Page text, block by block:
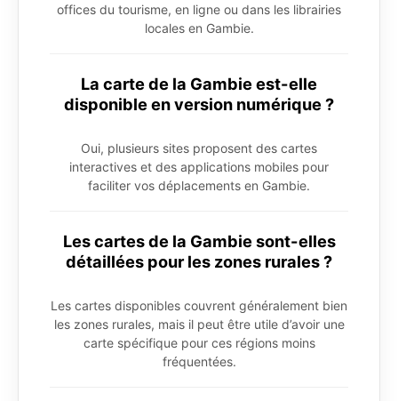
offices du tourisme, en ligne ou dans les librairies
locales en Gambie.
La carte de la Gambie est-elle
disponible en version numérique ?
Oui, plusieurs sites proposent des cartes
interactives et des applications mobiles pour
faciliter vos déplacements en Gambie.
Les cartes de la Gambie sont-elles
détaillées pour les zones rurales ?
Les cartes disponibles couvrent généralement bien
les zones rurales, mais il peut être utile d’avoir une
carte spécifique pour ces régions moins
fréquentées.